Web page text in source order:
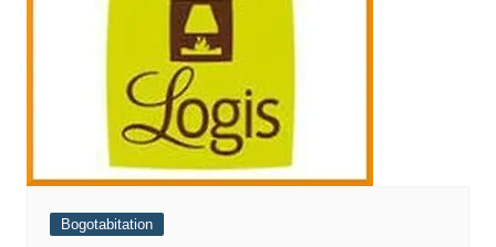
Bogotabitation